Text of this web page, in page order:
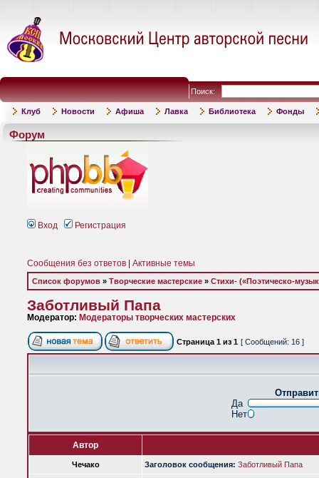
Поиск:
Клуб Новости Афиша Лавка Библиотека Фонды
Форум
Вход Регистрация
Сообщения без ответов Активные темы
Список форумов » Творческие мастерские » Стихи- («Поэтическо-
Заботливый Папа
Модератор: Модераторы творческих мастерских
Страница 1 из 1 [ Сообщений: 16 ]
Да
Нет
Автор
Чечако Заголовок сообщения: Заботливый Папа